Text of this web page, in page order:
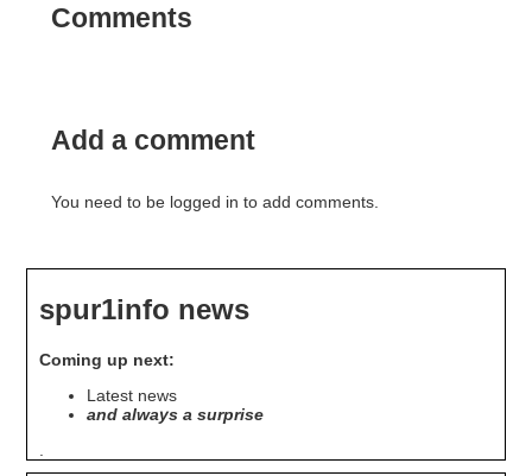
Comments
Add a comment
You need to be logged in to add comments.
spur1info news
Coming up next:
Latest news
and always a surprise